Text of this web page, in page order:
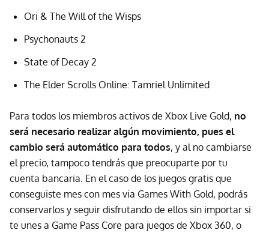
Ori & The Will of the Wisps
Psychonauts 2
State of Decay 2
The Elder Scrolls Online: Tamriel Unlimited
Para todos los miembros activos de Xbox Live Gold, no
será necesario realizar algún movimiento, pues el
cambio será automático para todos, y al no cambiarse
el precio, tampoco tendrás que preocuparte por tu
cuenta bancaria. En el caso de los juegos gratis que
conseguiste mes con mes via Games With Gold, podrás
conservarlos y seguir disfrutando de ellos sin importar si
te unes a Game Pass Core para juegos de Xbox 360, o